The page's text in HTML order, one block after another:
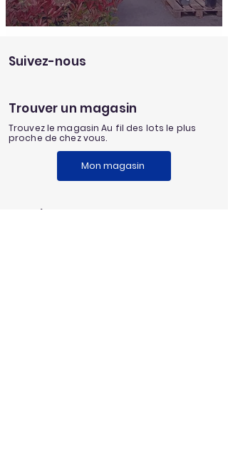
Suivez-nous
Trouver un magasin
Trouvez le magasin Au fil des lots le plus
proche de chez vous.
Mon magasin
Service